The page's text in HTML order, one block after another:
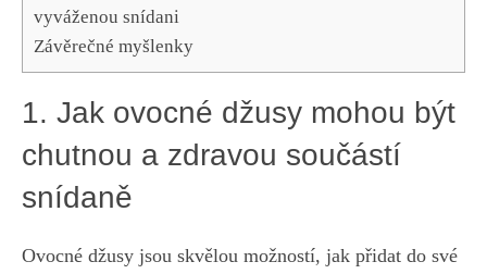
vyváženou snídani
Závěrečné myšlenky
1. ​Jak ovocné džusy mohou být
chutnou⁣ a zdravou součástí​
snídaně
Ovocné džusy jsou skvělou ‍možností, jak‍ přidat do své‌